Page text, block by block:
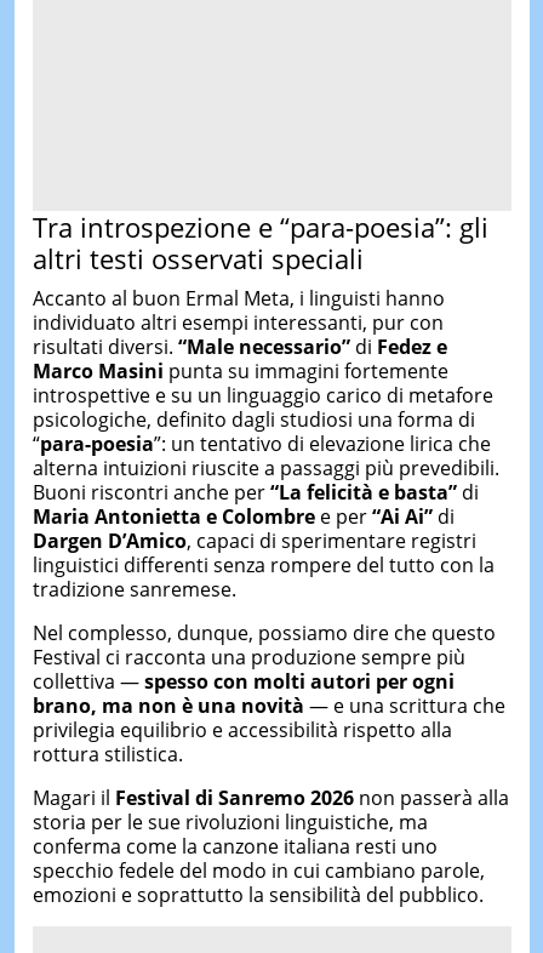
Tra introspezione e “para-poesia”: gli
altri testi osservati speciali
Accanto al buon Ermal Meta, i linguisti hanno
individuato altri esempi interessanti, pur con
risultati diversi. “Male necessario”di Fedez e
Marco Masini punta su immagini fortemente
introspettive e su un linguaggio carico di metafore
psicologiche, definito dagli studiosi una forma di
“para-poesia”: un tentativo di elevazione lirica che
alterna intuizioni riuscite a passaggi più prevedibili.
Buoni riscontri anche per“La felicità e basta”di
Maria Antonietta e Colombree per“Ai Ai”di
Dargen D’Amico, capaci di sperimentare registri
linguistici differenti senza rompere del tutto con la
tradizione sanremese.
Nel complesso, dunque, possiamo dire che questo
Festival ci racconta una produzione sempre più
collettiva —spesso con molti autori per ogni
brano, ma non è una novità — e una scrittura che
privilegia equilibrio e accessibilità rispetto alla
rottura stilistica.
Magari il Festival di Sanremo 2026 non passerà alla
storia per le sue rivoluzioni linguistiche, ma
conferma come la canzone italiana resti uno
specchio fedele del modo in cui cambiano parole,
emozioni e soprattutto la sensibilità del pubblico.